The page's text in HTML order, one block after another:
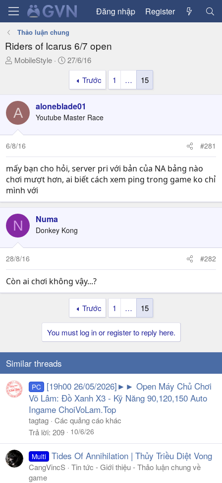
Đăng nhập Register
Thảo luận chung
Riders of Icarus 6/7 open
T
a
d
s
t
a
t
e
r
MobileStyle
N
g
y
ử
i
27/6/16
Trước
1 … 15
A aloneblade01
Youtube Master Race
6/8/16 #281
mấy bạn cho hỏi, server pri với bản của NA bảng nào
chơi mượt hơn, ai biết cách xem ping trong game ko chỉ
mình với
N Numa
Donkey Kong
28/8/16 #282
Còn ai chơi không vậy...?
Trước 1 … 15
You must log in or register to reply here.
Similar threads
PC
[19h00 26/05/2026]►► Open Máy Chủ Chơi
Võ Lâm: Đồ Xanh X3 - Kỹ Năng 90,120,150 Auto
Ingame ChoiVoLam.Top
tagtag Các quảng cáo khác
Trả lời 209 10/6/26
Multi Tides Of Annihilation | Thủy Triều Diệt Vong
CangVincS
Tin tức - Giới thiệu - Thảo luận chung về
game